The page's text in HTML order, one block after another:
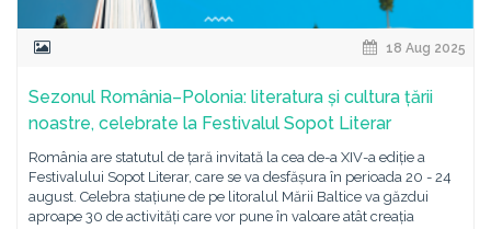
18 Aug 2025
Sezonul România–Polonia: literatura și cultura țării
noastre, celebrate la Festivalul Sopot Literar
România are statutul de țară invitată la cea de-a XIV-a ediție a
Festivalului Sopot Literar, care se va desfășura în perioada 20 - 24
august. Celebra stațiune de pe litoralul Mării Baltice va găzdui
aproape 30 de activități care vor pune în valoare atât creația